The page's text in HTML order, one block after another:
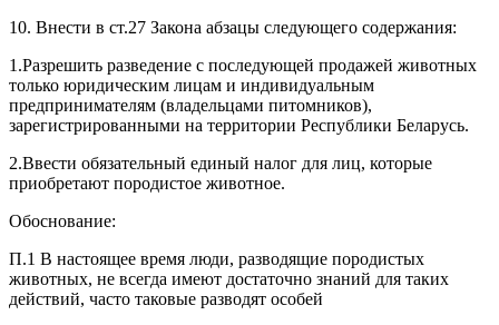
10. Внести в ст.27 Закона абзацы следующего содержания:
1.Разрешить разведение с последующей продажей животных
только юридическим лицам и индивидуальным
предпринимателям (владельцами питомников),
зарегистрированными на территории Республики Беларусь.
2.Ввести обязательный единый налог для лиц, которые
приобретают породистое животное.
Обоснование:
П.1 В настоящее время люди, разводящие породистых
животных, не всегда имеют достаточно знаний для таких
действий, часто таковые разводят особей